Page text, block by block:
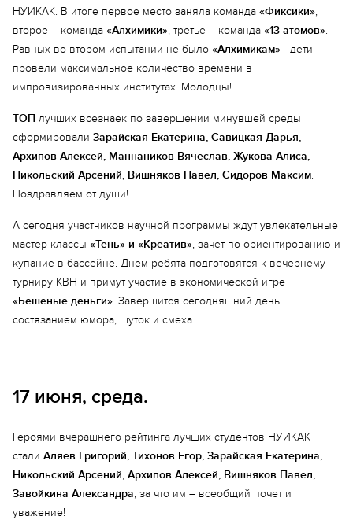
НУИКАК. В итоге первое место заняла команда «Фиксики»,
второе – команда «Алхимики», третье – команда «13 атомов».
Равных во втором испытании не было «Алхимикам» - дети
провели максимальное количество времени в
импровизированных институтах. Молодцы!
ТОП лучших всезнаек по завершении минувшей среды
сформировали Зарайская Екатерина, Савицкая Дарья,
Архипов Алексей, Маннаников Вячеслав, Жукова Алиса,
Никольский Арсений, Вишняков Павел, Сидоров Максим.
Поздравляем от души!
А сегодня участников научной программы ждут увлекательные
мастер-классы «Тень» и «Креатив», зачет по ориентированию и
купание в бассейне. Днем ребята подготовятся к вечернему
турниру КВН и примут участие в экономической игре
«Бешеные деньги». Завершится сегодняшний день
состязанием юмора, шуток и смеха.
17 июня, среда.
Героями вчерашнего рейтинга лучших студентов НУИКАК
стали Аляев Григорий, Тихонов Егор, Зарайская Екатерина,
Никольский Арсений, Архипов Алексей, Вишняков Павел,
Завойкина Александра, за что им – всеобщий почет и
уважение!